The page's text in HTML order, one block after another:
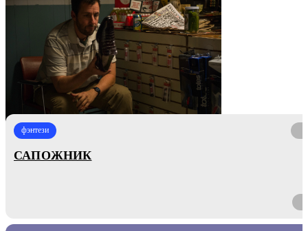
фэнтези
САПОЖНИК